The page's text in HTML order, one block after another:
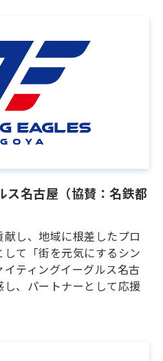
ス名古屋（協賛：名鉄都
し、地域に根差したプロ
て「街を元気にするシン
ティングイーグルス名古
、パートナーとして応援